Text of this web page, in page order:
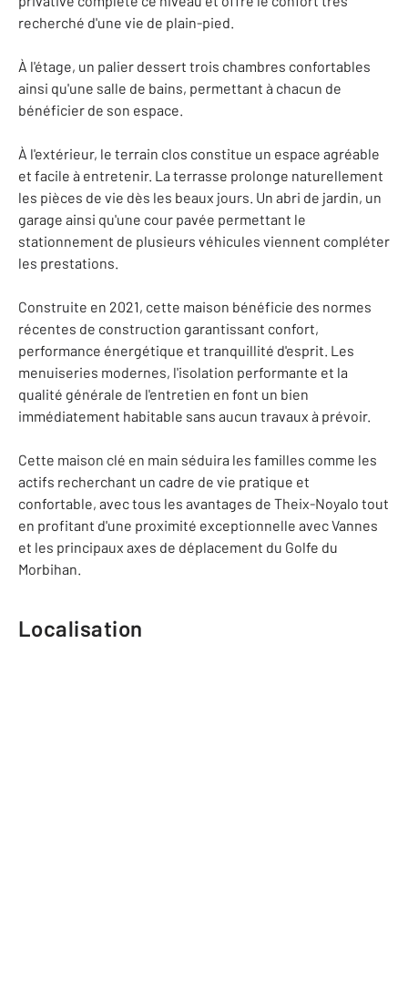
recherché d'une vie de plain-pied.
À l'étage, un palier dessert trois chambres confortables
ainsi qu'une salle de bains, permettant à chacun de
bénéficier de son espace.
À l'extérieur, le terrain clos constitue un espace agréable
et facile à entretenir. La terrasse prolonge naturellement
les pièces de vie dès les beaux jours. Un abri de jardin, un
garage ainsi qu'une cour pavée permettant le
stationnement de plusieurs véhicules viennent compléter
les prestations.
Construite en 2021, cette maison bénéficie des normes
récentes de construction garantissant confort,
performance énergétique et tranquillité d'esprit. Les
menuiseries modernes, l'isolation performante et la
qualité générale de l'entretien en font un bien
immédiatement habitable sans aucun travaux à prévoir.
Cette maison clé en main séduira les familles comme les
actifs recherchant un cadre de vie pratique et
confortable, avec tous les avantages de Theix-Noyalo tout
en profitant d'une proximité exceptionnelle avec Vannes
et les principaux axes de déplacement du Golfe du
Morbihan.
Localisation